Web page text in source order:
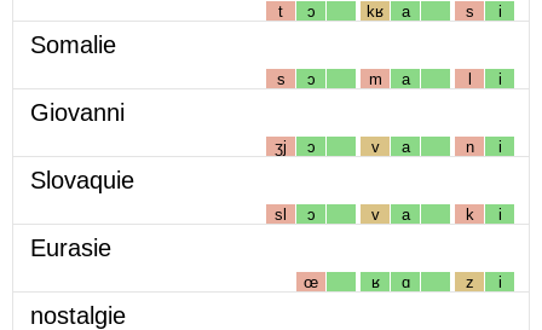
t ɔ kʁ a s i
Somalie
s ɔ m a l i
Giovanni
ʒj ɔ v a n i
Slovaquie
sl ɔ v a k i
Eurasie
œ ʁ ɑ z i
nostalgie